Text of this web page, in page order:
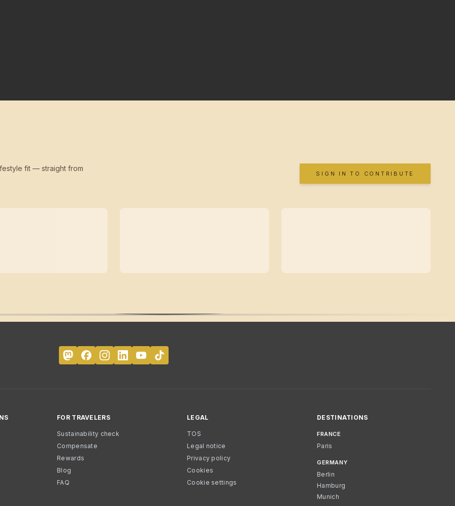
fit — straight from
SIGN IN TO CONTRIBUTE
FOR TRAVELERS
Sustainability check
Compensate
Rewards
Blog
FAQ
LEGAL
TOS
Legal notice
Privacy policy
Cookies
Cookie settings
DESTINATIONS
FRANCE
Paris
GERMANY
Berlin
Hamburg
Munich